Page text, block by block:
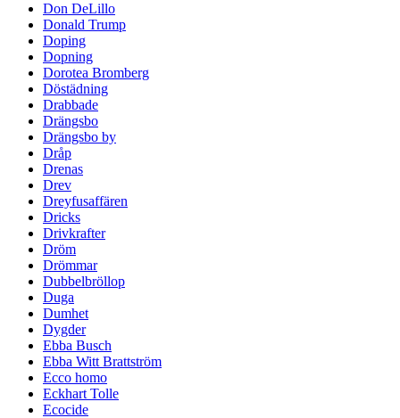
Don DeLillo
Donald Trump
Doping
Dopning
Dorotea Bromberg
Döstädning
Drabbade
Drängsbo
Drängsbo by
Dråp
Drenas
Drev
Dreyfusaffären
Dricks
Drivkrafter
Dröm
Drömmar
Dubbelbröllop
Duga
Dumhet
Dygder
Ebba Busch
Ebba Witt Brattström
Ecco homo
Eckhart Tolle
Ecocide